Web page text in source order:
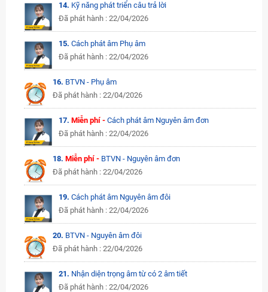
14. Kỹ năng phát triển câu trả lời
Đã phát hành : 22/04/2026
15. Cách phát âm Phụ âm
Đã phát hành : 22/04/2026
16. BTVN - Phụ âm
Đã phát hành : 22/04/2026
17. Miễn phí - Cách phát âm Nguyên âm đơn
Đã phát hành : 22/04/2026
18.Miễn phí - BTVN - Nguyên âm đơn
Đã phát hành : 22/04/2026
19. Cách phát âm Nguyên âm đôi
Đã phát hành : 22/04/2026
20. BTVN - Nguyên âm đôi
Đã phát hành : 22/04/2026
21. Nhận diện trọng âm từ có 2 âm tiết
Đã phát hành : 22/04/2026